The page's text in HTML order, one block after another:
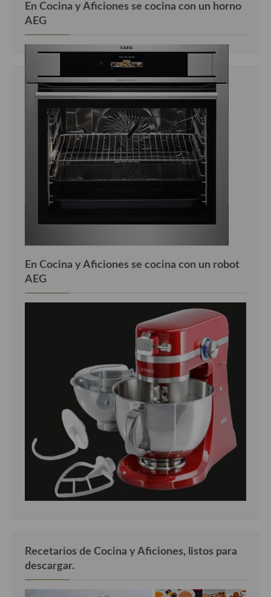
En Cocina y Aficiones se cocina con un horno
AEG
En Cocina y Aficiones se cocina con un robot
AEG
Recetarios de Cocina y Aficiones, listos para
descargar.